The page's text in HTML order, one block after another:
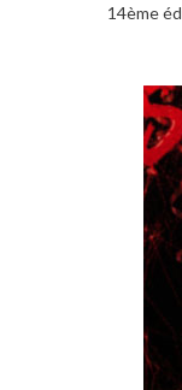
14ème